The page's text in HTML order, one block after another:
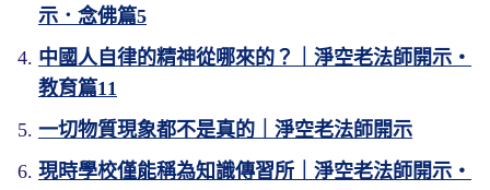
示．念佛篇5
中國人自律的精神從哪來的？｜淨空老法師開示・
教育篇11
一切物質現象都不是真的｜淨空老法師開示
現時學校僅能稱為知識傳習所｜淨空老法師開示・